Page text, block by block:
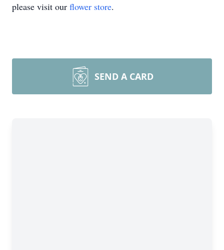
please visit our flower store.
SEND A CARD